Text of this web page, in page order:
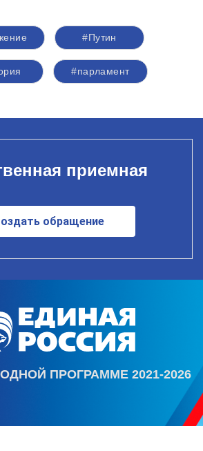
#Путин
#парламент
приемная
обращение
ПРОГРАММЕ 2021-2026